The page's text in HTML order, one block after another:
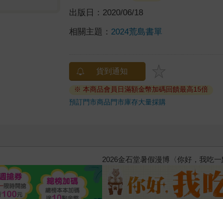
出版日： 2020/06/18
相關主題： 2024荒島書單
貨到通知
※ 本商品會員日滿額金幣加碼回饋最高15倍
預訂門市商品門市庫存大量採購
知不覺間她竟成為我最親近
攻殼機動隊 (1995) 4K數位修復版